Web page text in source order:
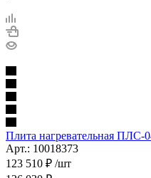
Плита нагревательная ПЛС-
Арт.: 10018373
123 510 ₽ /шт